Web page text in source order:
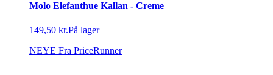
Molo Elefanthue Kallan - Creme
149,50 kr.På lager
NEYE Fra PriceRunner